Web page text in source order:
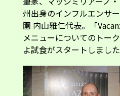
園 内山雅仁代表。「
メニューについてのトー
よ試食がスタートしまし